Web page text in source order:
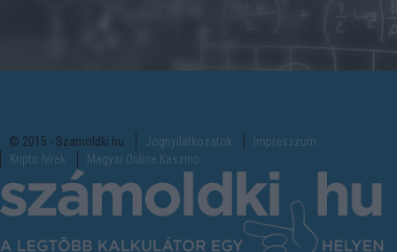
© 2015 - Szamoldki.hu Jognyilatkozatok
Impresszum
Kripto hírek
Magyar Online Kaszino